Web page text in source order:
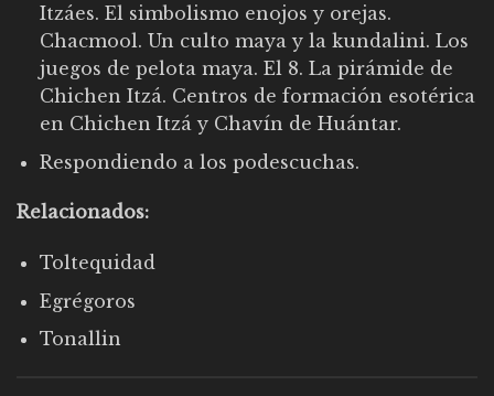
Itzáes. El simbolismo enojos y orejas.
Chacmool. Un culto maya y la kundalini. Los
juegos de pelota maya. El 8. La pirámide de
Chichen Itzá. Centros de formación esotérica
en Chichen Itzá y Chavín de Huántar.
Respondiendo a los podescuchas.
Relacionados:
Toltequidad
Egrégoros
Tonallin